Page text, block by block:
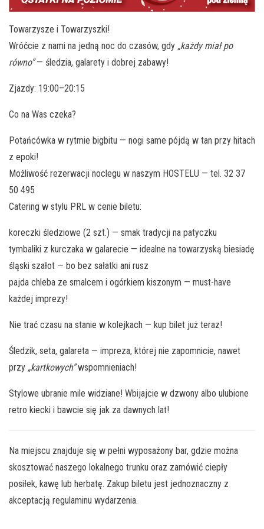
Towarzysze i Towarzyszki!
Wróćcie z nami na jedną noc do czasów, gdy „każdy miał po
równo”— śledzia, galarety i dobrej zabawy!
Zjazdy: 19:00–20:15
Co na Was czeka?
Potańcówka w rytmie bigbitu — nogi same pójdą w tan przy hitach
z epoki!
Możliwość rezerwacji noclegu w naszym HOSTELU — tel. 32 37
50 495
Catering w stylu PRL w cenie biletu:
koreczki śledziowe (2 szt.) — smak tradycji na patyczku
tymbaliki z kurczaka w galarecie — idealne na towarzyską biesiadę
śląski szałot — bo bez sałatki ani rusz
pajda chleba ze smalcem i ogórkiem kiszonym — must-have
każdej imprezy!
Nie trać czasu na stanie w kolejkach — kup bilet już teraz!
Śledzik, seta, galareta — impreza, której nie zapomnicie, nawet
przy „kartkowych”wspomnieniach!
Stylowe ubranie mile widziane! Wbijajcie w dzwony albo ulubione
retro kiecki i bawcie się jak za dawnych lat!
Na miejscu znajduje się w pełni wyposażony bar, gdzie można
skosztować naszego lokalnego trunku oraz zamówić ciepły
posiłek, kawę lub herbatę. Zakup biletu jest jednoznaczny z
akceptacją regulaminu wydarzenia.